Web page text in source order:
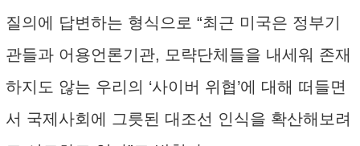
질의에 답변하는 형식으로 “최근 미국은 정부기
관들과 어용언론기관, 모략단체들을 내세워 존재
하지도 않는 우리의 ‘사이버 위협’에 대해 떠들면
서 국제사회에 그릇된 대조선 인식을 확산해보려